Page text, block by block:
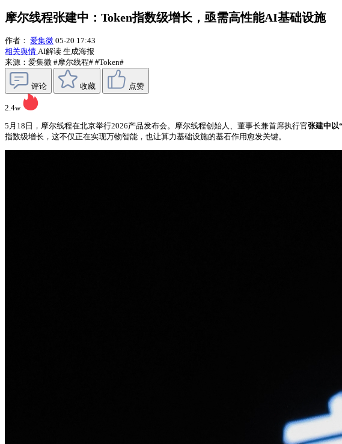
摩尔线程张建中：Token指数级增长，亟需高性能AI基础设施
作者： 爱集微 05-20 17:43
相关舆情 AI解读 生成海报
来源：爱集微 #摩尔线程# #Token#
评论 收藏 点赞
2.4w
5月18日，摩尔线程在北京举行2026产品发布会。摩尔线程创始人、董事长兼首席执行官张建中以
指数级增长，这不仅正在实现万物智能，也让算力基础设施的基石作用愈发关键。